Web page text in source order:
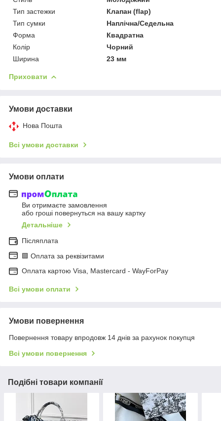
Тип застежки
Клапан (flap)
Тип сумки
Наплічна/Седельна
Форма
Квадратна
Колір
Чорний
Ширина
23 мм
Приховати
Умови доставки
Нова Пошта
Всі умови доставки
Умови оплати
Ви отримаєте замовлення
або гроші повернуться на вашу картку
Детальніше
Післяплата
🟩 Оплата за реквізитами
Оплата картою Visa, Mastercard - WayForPay
Всі умови оплати
Умови повернення
Повернення товару впродовж 14 днів за рахунок покупця
Всі умови повернення
Подібні товари компанії